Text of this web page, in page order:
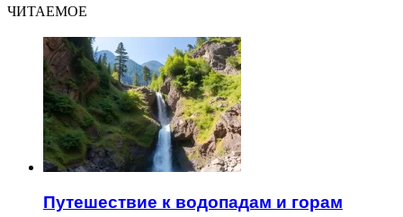
ЧИТАЕМОЕ
Путешествие к водопадам и горам